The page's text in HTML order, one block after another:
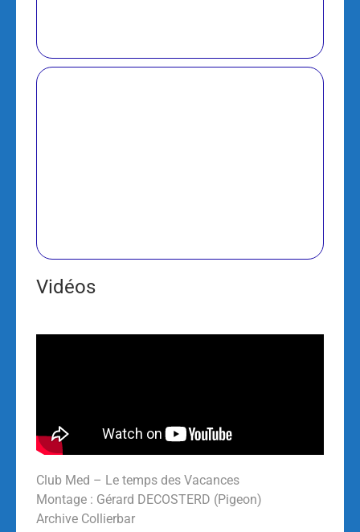
Vidéos
Club Med – Le temps des Vacances
Montage : Gérard DECOSTERD (Pigeon)
Archive Collierbar